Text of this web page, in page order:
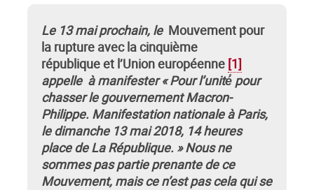
Le 13 mai prochain, le Mouvement pour
la rupture avec la cinquième
république et l’Union européenne [1]
appelle à manifester « Pour l’unité́ pour
chasser le gouvernement Macron-
Philippe. Manifestation nationale à Paris,
le dimanche 13 mai 2018, 14 heures
place de La République. » Nous ne
sommes pas partie prenante de ce
Mouvement, mais ce n’est pas cela qui se